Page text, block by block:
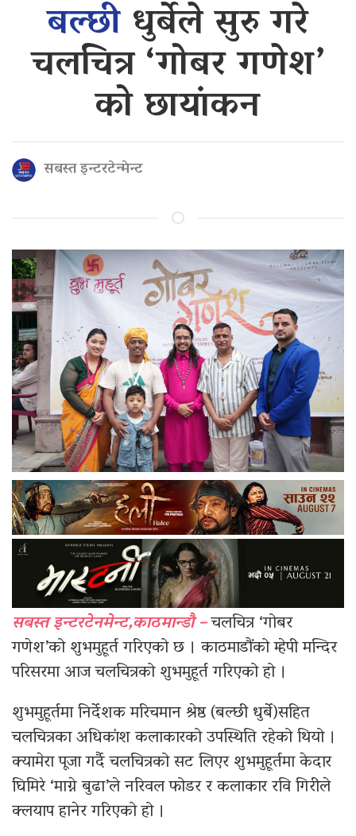
बल्छीधुर्बेले सुरु गरे
चलचित्र ‘गोबर गणेश’
को छायांकन
सबस्त इन्टरटेन्मेन्ट
सबस्त इन्टरटेनमेन्ट,काठमान्डौ –चलचित्र ‘गोबर
गणेश’को शुभमुहूर्त गरिएको छ । काठमाडौंको म्हेपी मन्दिर
परिसरमा आज चलचित्रको शुभमुहूर्त गरिएको हो ।
शुभमुहूर्तमा निर्देशक मरिचमान श्रेष्ठ (बल्छी धुर्बे)सहित
चलचित्रका अधिकांश कलाकारको उपस्थिति रहेको थियो ।
क्यामेरा पूजा गर्दै चलचित्रको सट लिएर शुभमुहूर्तमा केदार
घिमिरे ‘माग्ने बुढा’ले नरिवल फोडर र कलाकार रवि गिरीले
क्लयाप हानेर गरिएको हो ।